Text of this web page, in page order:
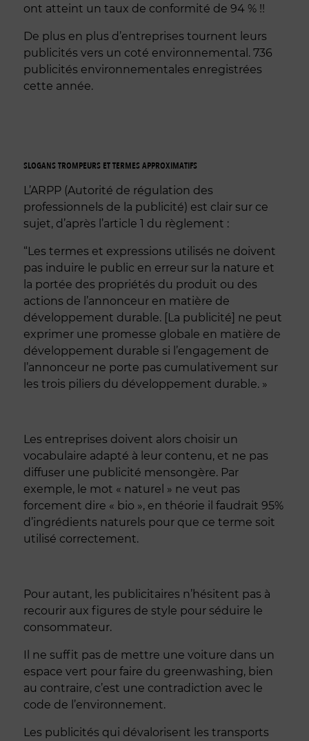
ont atteint un taux de conformité de 94 % !!
De plus en plus d’entreprises tournent leurs
publicités vers un coté environnemental. 736
publicités environnementales enregistrées
cette année.
SLOGANS TROMPEURS ET TERMES APPROXIMATIFS
L’ARPP (Autorité de régulation des
professionnels de la publicité) est clair sur ce
sujet, d’après l’article 1 du règlement :
“Les termes et expressions utilisés ne doivent
pas induire le public en erreur sur la nature et
la portée des propriétés du produit ou des
actions de l’annonceur en matière de
développement durable. [La publicité] ne peut
exprimer une promesse globale en matière de
développement durable si l’engagement de
l’annonceur ne porte pas cumulativement sur
les trois piliers du développement durable. »
Les entreprises doivent alors choisir un
vocabulaire adapté à leur contenu, et ne pas
diffuser une publicité mensongère. Par
exemple, le mot « naturel » ne veut pas
forcement dire « bio », en théorie il faudrait 95%
d’ingrédients naturels pour que ce terme soit
utilisé correctement.
Pour autant, les publicitaires n’hésitent pas à
recourir aux figures de style pour séduire le
consommateur.
Il ne suffit pas de mettre une voiture dans un
espace vert pour faire du greenwashing, bien
au contraire, c’est une contradiction avec le
code de l’environnement.
Les publicités qui dévalorisent les transports